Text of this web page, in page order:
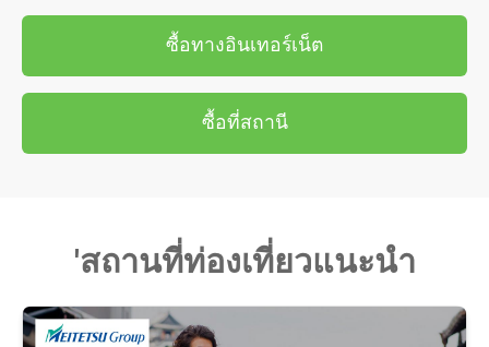
ซื้อทางอินเทอร์เน็ต
ซื้อที่สถานี
'สถานที่ท่องเที่ยวแนะนำ